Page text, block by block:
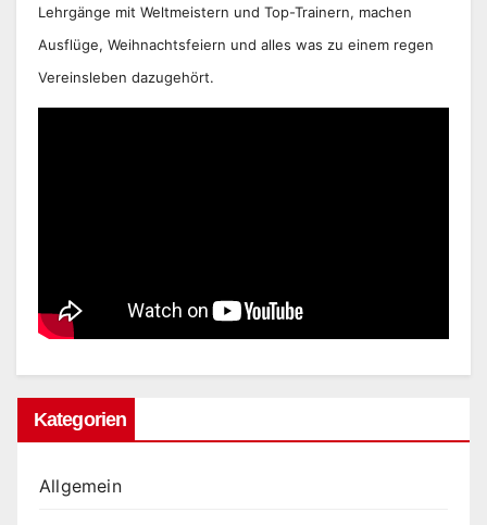
Lehrgänge mit Weltmeistern und Top-Trainern, machen
Ausflüge, Weihnachtsfeiern und alles was zu einem regen
Vereinsleben dazugehört.
Kategorien
Allgemein